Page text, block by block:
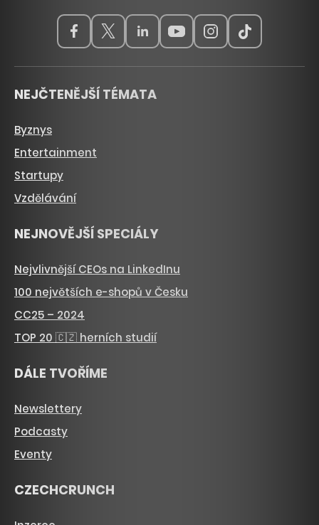
NEJČTENĚJŠÍ TÉMATA
Byznys
Entertainment
Startupy
Vzdělávání
NEJNOVĚJŠÍ SPECIÁLY
Nejvlivnější CEOs na LinkedInu
100 největších e-shopů v Česku
CC25 – 2024
TOP 20 🇨🇿 herních studií
DÁLE TVOŘÍME
Newslettery
Podcasty
Eventy
CZECHCRUNCH